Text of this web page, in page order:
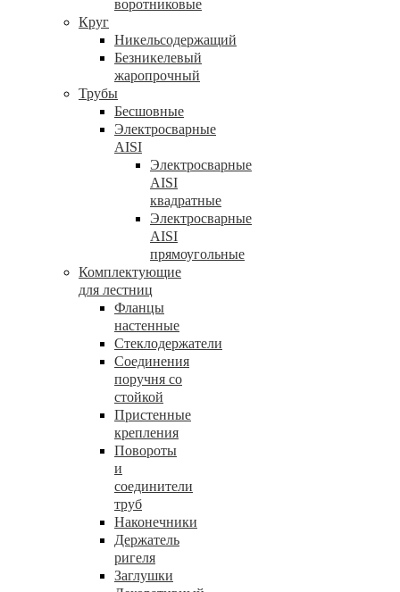
воротниковые
Круг
Никельсодержащий
Безникелевый
жаропрочный
Трубы
Бесшовные
Электросварные
AISI
Электросварные
AISI
квадратные
Электросварные
AISI
прямоугольные
Комплектующие
для лестниц
Фланцы
настенные
Стеклодержатели
Соединения
поручня со
стойкой
Пристенные
крепления
Повороты
и
соединители
труб
Наконечники
Держатель
ригеля
Заглушки